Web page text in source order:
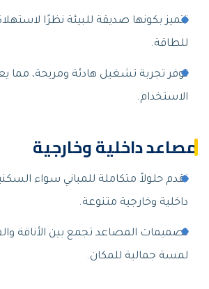
تتميز بكونها صديقة للبيئة نظرًا
للطاقة.
توفر تجربة تشغيل هادئة ومريحة، مما
الاستخدام.
مصاعد داخلية وخارجية
نقدم حلولاً متكاملة للمباني سواء
داخلية وخارجية متنوعة.
تصميمات المصاعد تجمع بين الأناقة
لمسة جمالية للمكان.